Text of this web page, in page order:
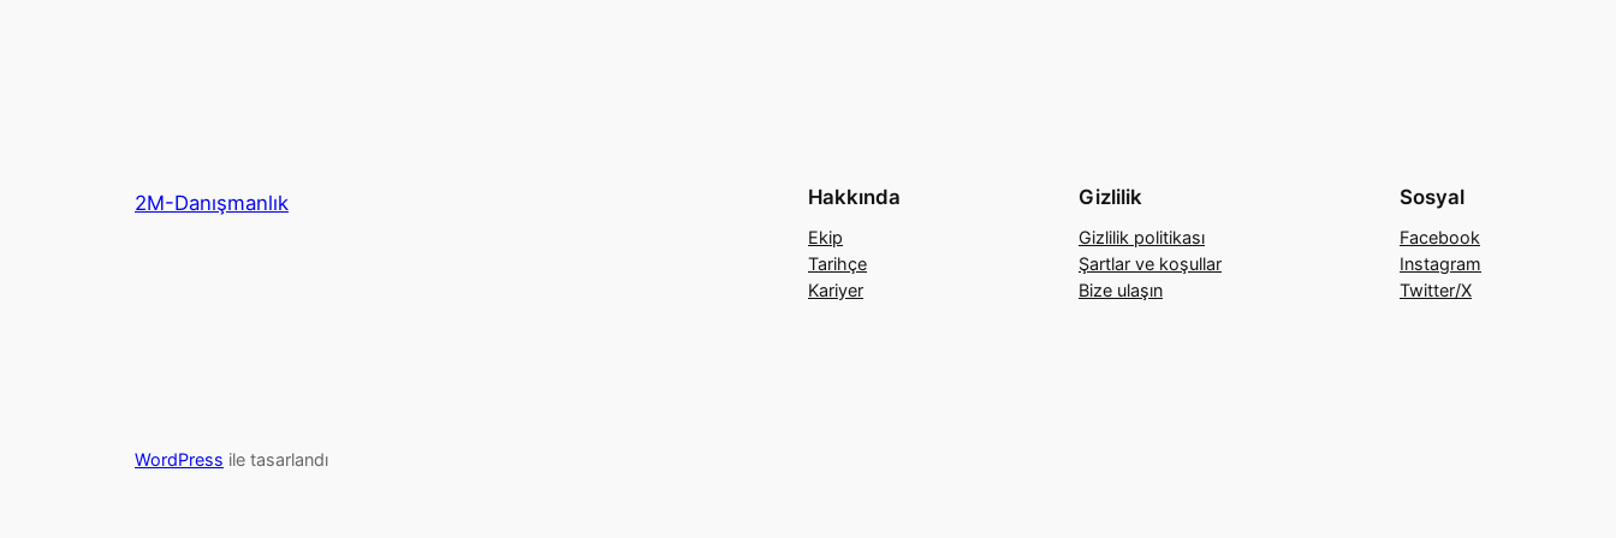
2M-Danışmanlık Hakkında
Ekip
Tarihçe
Kariyer
Gizlilik
Gizlilik politikası
Şartlar ve koşullar
Bize ulaşın
Sosyal
Facebook
Instagram
Twitter/X
WordPress ile tasarlandı